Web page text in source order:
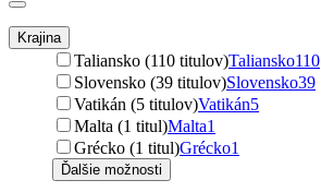
Krajina
Taliansko (110 titulov)Taliansko110
Slovensko (39 titulov)Slovensko39
Vatikán (5 titulov)Vatikán5
Malta (1 titul)Malta1
Grécko (1 titul)Grécko1
Ďalšie možnosti